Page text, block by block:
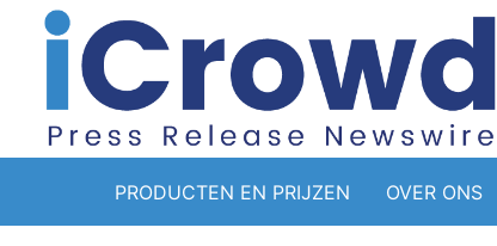
PRODUCTEN EN PRIJZEN OVER ONS